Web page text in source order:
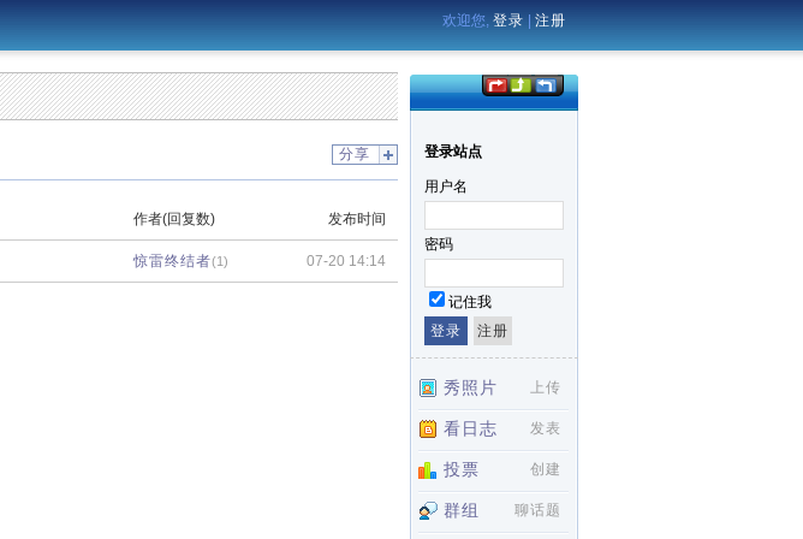
欢迎您, 登录 注册
分享
作者(回复数) 发布时间
惊雷终结者(1) 07-20 14:14
登录站点
用户名
密码
记住我
秀照片 上传
看日志 发表
投票 创建
群组 聊话题